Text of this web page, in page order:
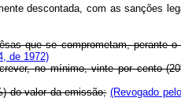
descontada, com as sanções
que se comprometam, perante
de 1972)
no mínimo, vinte por cento
do valor da emissão; (Revogado